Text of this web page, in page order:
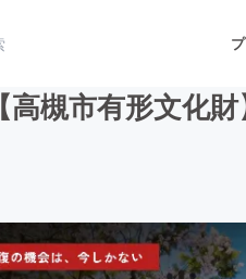
音楽
【高槻市有形文化